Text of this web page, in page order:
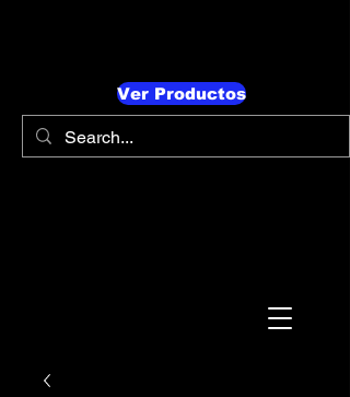
Ver Productos